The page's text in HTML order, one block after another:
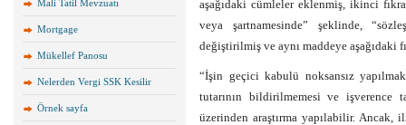
Mali Tatil Mevzuatı
Mortgage
Mükellef Panosu
Nelerden Vergi SSK Kesilir
Örnek sayfa
aşağıdaki cümleler eklenmiş, ikinci
veya şartnamesinde” şeklinde,
değiştirilmiş ve aynı maddeye aşağıdaki
“İşin geçici kabulü noksansız
tutarının bildirilmemesi ve işverence
üzerinden araştırma yapılabilir.